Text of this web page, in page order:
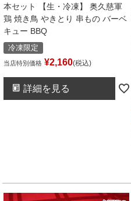
本セット 【生・冷凍】 奥久慈軍
鶏 焼き鳥 やきとり 串もの バーベ
キュー BBQ
冷凍限定
当店特別価格 ¥2,160 税込
詳細を見る